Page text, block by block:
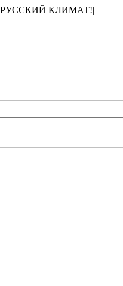
РУССКИЙ КЛИМАТ!|